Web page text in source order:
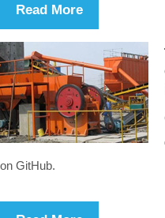
Read More
on GitHub.